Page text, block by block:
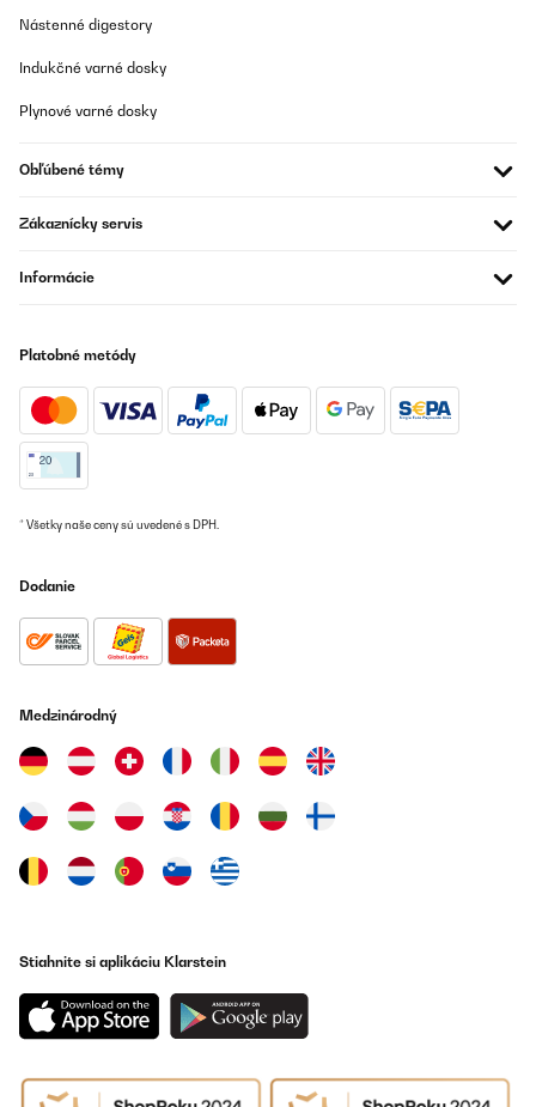
Nástenné digestory
Indukčné varné dosky
Plynové varné dosky
Obľúbené témy
Zákaznícky servis
Informácie
Platobné metódy
* Všetky naše ceny sú uvedené s DPH.
Dodanie
Medzinárodný
Stiahnite si aplikáciu Klarstein